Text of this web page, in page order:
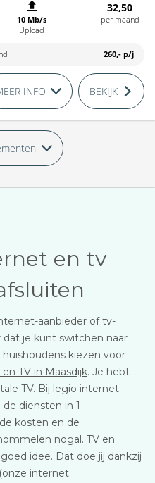
10 Mb/s
Upload
32,50
per maand
260,- p/j
INFO BEKIJK
en tv
aanbieder of tv-
je kunt switchen naar
kiezen voor
TV in Maasdijk. Je hebt
TV. Bij legio internet-
diensten in 1
kosten en de
nogal. TV en
idee. Dat doe jij dankzij
internet